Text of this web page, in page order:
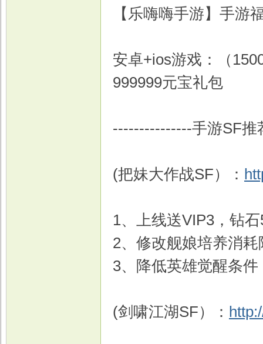
【乐嗨嗨手游】手游
安卓+ios游戏：（
999999元宝礼包
---------------手游SF
(把妹大作战SF）：
1、上线送VIP3，钻
2、修改舰娘培养消
3、降低英雄觉醒条
(剑啸江湖SF）：